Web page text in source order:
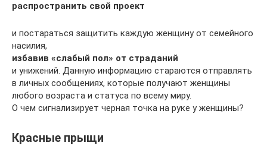
распространить свой проект
и постараться защитить каждую женщину от семейного
насилия,
избавив «слабый пол» от страданий
и унижений. Данную информацию стараются отправлять
в личных сообщениях, которые получают женщины
любого возраста и статуса по всему миру.
О чем сигнализирует черная точка на руке у женщины?
Красные прыщи